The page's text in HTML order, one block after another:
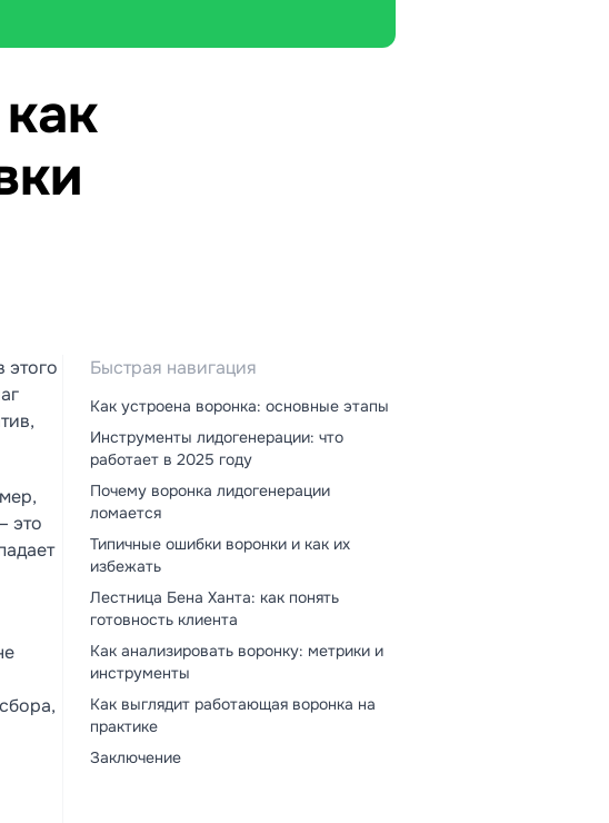
этого
это
Быстрая навигация
Как устроена воронка: основные этапы
Инструменты лидогенерации: что
работает в 2025 году
Почему воронка лидогенерации
ломается
Типичные ошибки воронки и как их
избежать
Лестница Бена Ханта: как понять
готовность клиента
Как анализировать воронку: метрики и
инструменты
Как выглядит работающая воронка на
практике
Заключение